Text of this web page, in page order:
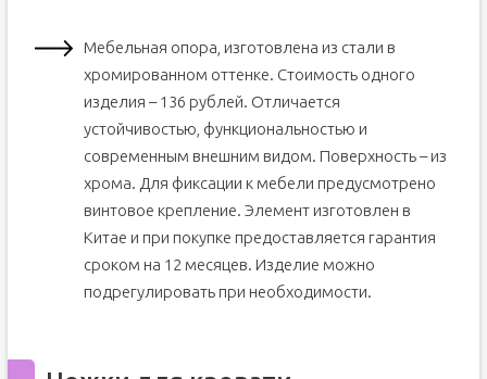
Мебельная опора, изготовлена из стали в
хромированном оттенке. Стоимость одного
изделия – 136 рублей. Отличается
устойчивостью, функциональностью и
современным внешним видом. Поверхность – из
хрома. Для фиксации к мебели предусмотрено
винтовое крепление. Элемент изготовлен в
Китае и при покупке предоставляется гарантия
сроком на 12 месяцев. Изделие можно
подрегулировать при необходимости.